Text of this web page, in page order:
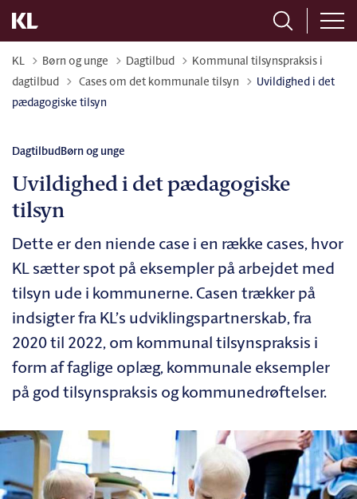
KL Børn og unge Dagtilbud
Kommunal tilsynspraksis i
dagtilbud
Tilbage til
Cases om det kommunale tilsyn
Uvildighed i det
pædagogiske tilsyn
DagtilbudBørn og unge
Uvildighed i det pædagogiske
tilsyn
Dette er den niende case i en række cases, hvor
KL sætter spot på eksempler på arbejdet med
tilsyn ude i kommunerne. Casen trækker på
indsigter fra KL’s udviklingspartnerskab, fra
2020 til 2022, om kommunal tilsynspraksis i
form af faglige oplæg, kommunale eksempler
på god tilsynspraksis og kommunedrøftelser.